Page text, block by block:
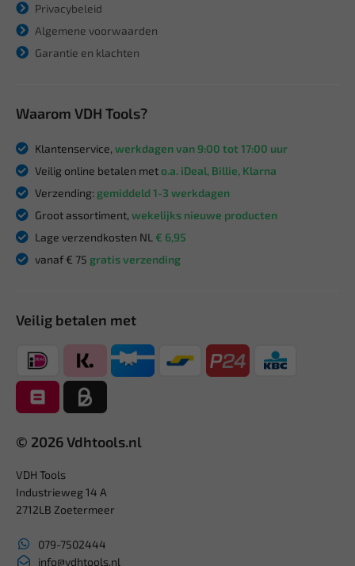
Privacybeleid
Algemene voorwaarden
Garantie en klachten
Waarom VDH Tools?
Klantenservice, werkdagen van 9:00 tot 17:00 uur
Veilig online betalen meto.a. iDeal, Billie, Klarna
Verzending: gemiddeld 1-3 werkdagen
Groot assortiment, wekelijks nieuwe producten
Lage verzendkosten NL € 6,95
vanaf € 75 gratis verzending
Veilig betalen met
© 2026 Vdhtools.nl
VDH Tools
Industrieweg 14 A
2712LB Zoetermeer
079-7502444
info@vdhtools.nl